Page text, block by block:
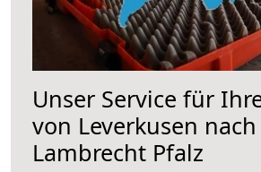
Unser Service für
von Leverkusen nach
Lambrecht Pfalz